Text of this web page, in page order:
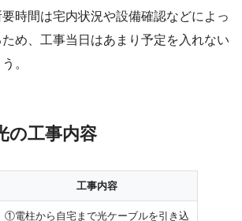
時間は宅内状況や設備確認などによっ
ため、工事当日はあまり予定を入れない
。
の工事内容
工事内容
①電柱から自宅まで光ケーブルを引き込